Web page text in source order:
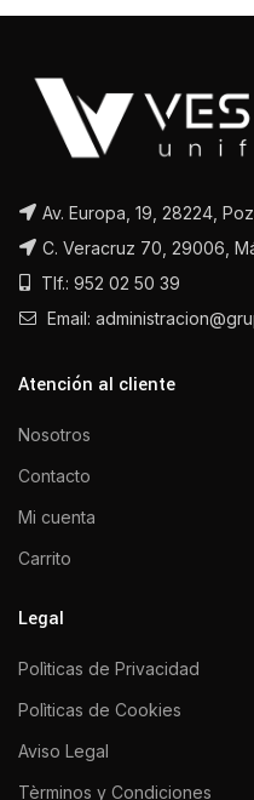
Av. Europa, 19, 28224,
C. Veracruz 70, 29006,
Tlf.: 952 02 50 39
Email:
Atención al cliente
Nosotros
Contacto
Mi cuenta
Carrito
Legal
Polìticas de Privacidad
Polìticas de Cookies
Aviso Legal
Tèrminos y Condiciones